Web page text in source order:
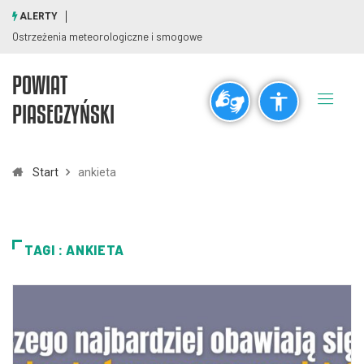
visibility_off title
Pomniejsz
remove_circle_outline add_circle_outline
ALERTY
Ostrzeżenia meteorologiczne i smogowe
POWIAT
PIASECZYŃSKI
Start ankieta
TAGI : ANKIETA